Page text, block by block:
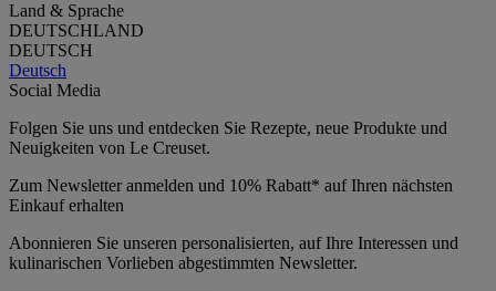
Land & Sprache
DEUTSCHLAND
DEUTSCH
Deutsch
Social Media
Folgen Sie uns und entdecken Sie Rezepte, neue Produkte und
Neuigkeiten von Le Creuset.
Zum Newsletter anmelden und 10% Rabatt* auf Ihren nächsten
Einkauf erhalten
Abonnieren Sie unseren personalisierten, auf Ihre Interessen und
kulinarischen Vorlieben abgestimmten Newsletter.